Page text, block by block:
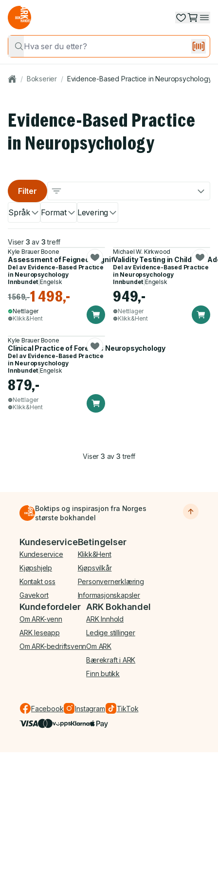
/ Bokserier / Evidence-Based Practice in Neuropsychology
Evidence-Based Practice
in Neuropsychology
Språk Format Levering
Filter
Viser 3 av 3 treff
Kyle Brauer Boone
Assessment of Feigned Cognitive Impairment
Del av Evidence-Based Practice
in Neuropsychology
Innbundet |Engelsk
1 569,-1 498,-
Nettlager
Klikk&Hent
Michael W. Kirkwood
Validity Testing in Child and
Del av Evidence-Based Practice
in Neuropsychology
Innbundet |Engelsk
949,-
Nettlager
Klikk&Hent
Kyle Brauer Boone
Clinical Practice of Forensic Neuropsychology
Del av Evidence-Based Practice
in Neuropsychology
Innbundet |Engelsk
879,-
Nettlager
Klikk&Hent
Viser3 av 3 treff
Boktips og inspirasjon fra Norges
største bokhandel
Bunnmeny
Kundeservice
Kundeservice
Kjøpshjelp
Kontakt oss
Gavekort
Betingelser
Klikk&Hent
Kjøpsvilkår
Personvernerklæring
Informasjonskapsler
Kundefordeler
Om ARK-venn
ARK leseapp
Om ARK-bedriftsvenn
ARK Bokhandel
ARK Innhold
Ledige stillinger
Om ARK
Bærekraft i ARK
Finn butikk
Facebook Instagram TikTok